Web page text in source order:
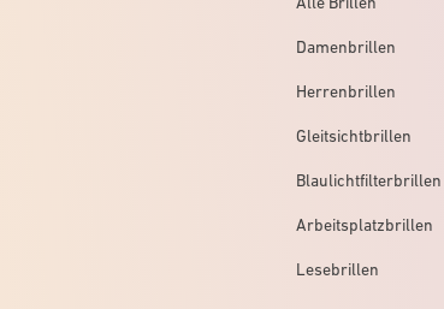
Damenbrillen
Herrenbrillen
Gleitsichtbrillen
Blaulichtfilterbrillen
Arbeitsplatzbrillen
Lesebrillen